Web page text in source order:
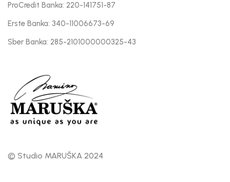
ProCredit Banka: 220-141751-87
Erste Banka: 340-11006673-69
Sber Banka: 285-2101000000325-43
© Studio MARUŠKA 2024